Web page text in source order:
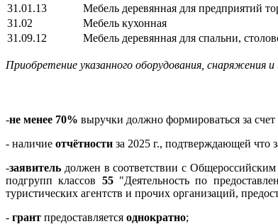
31.01.13
Мебель деревянная для предприятий
31.02
Мебель кухонная
31.09.12
Мебель деревянная для спальни,
Приобретение указанного оборудования, снаряжения
-не менее 70% выручки должно формироваться за счет
- наличие отчётности за 2025 г., подтверждающей что
-заявитель должен в соответствии с
подгрупп классов 55"Деятельность по
туристических агентств и прочих организаций,
- грант предоставляется однократно;